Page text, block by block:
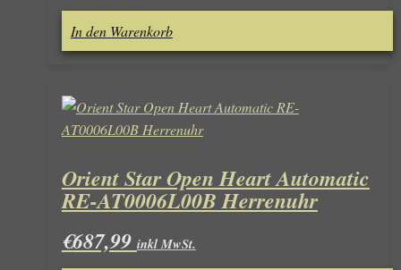
In den Warenkorb
Orient Star Open Heart Automatic
RE-AT0006L00B Herrenuhr
€687,99 inkl MwSt.